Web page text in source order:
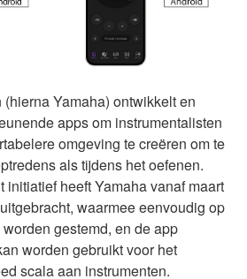
Yamaha) ontwikkelt en
apps om instrumentalisten
omgeving te creëren om te
als tijdens het oefenen.
initiatief heeft Yamaha vanaf maart
waarmee eenvoudig op
gestemd, en de app
worden gebruikt voor het
scala aan instrumenten.